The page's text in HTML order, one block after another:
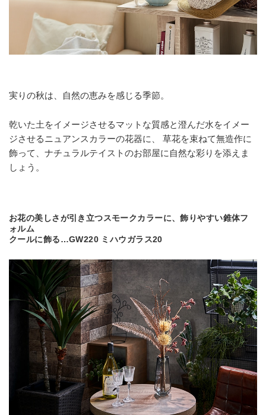
実りの秋は、自然の恵みを感じる季節。
乾いた土をイメージさせるマットな質感と澄んだ水をイメー
ジさせるニュアンスカラーの花器に、 草花を束ねて無造作に
飾って、ナチュラルテイストのお部屋に自然な彩りを添えま
しょう。
お花の美しさが引き立つスモークカラーに、飾りやすい錐体フ
ォルム
クールに飾る…GW220 ミハウガラス20